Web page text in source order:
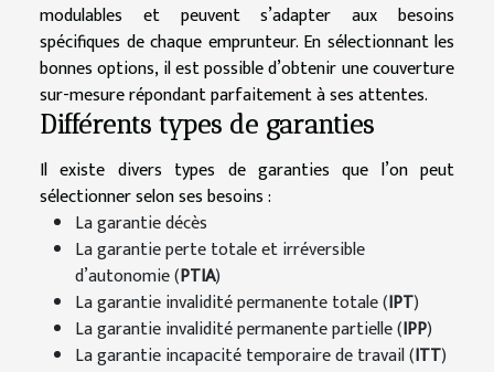
modulables et peuvent s’adapter aux besoins
spécifiques de chaque emprunteur. En sélectionnant les
bonnes options, il est possible d’obtenir une couverture
sur-mesure répondant parfaitement à ses attentes.
Différents types de garanties
Il existe divers types de garanties que l’on peut
sélectionner selon ses besoins :
La garantie décès
La garantie perte totale et irréversible
d’autonomie (PTIA)
La garantie invalidité permanente totale (IPT)
La garantie invalidité permanente partielle (IPP)
La garantie incapacité temporaire de travail (ITT)